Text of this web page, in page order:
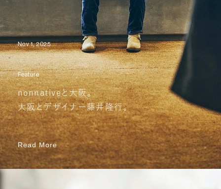
Nov 1, 2025
Feature
nonnativeと大阪。
大阪とデザイナー藤井隆行。
Read More
Read More